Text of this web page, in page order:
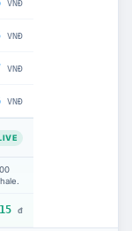
VNĐ
VNĐ
VNĐ
VNĐ
đ